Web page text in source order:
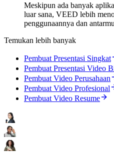
Meskipun ada banyak
luar sana, VEED lebih
penggunaannya dan
Temukan lebih banyak
Pembuat Presentasi Singkat
Pembuat Presentasi Video
Pembuat Video Perusahaan
Pembuat Video Profesional
Pembuat Video Resume